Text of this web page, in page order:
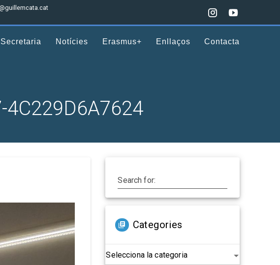
Secretaria Notícies Erasmus+ Enllaços Contacta
4C229D6A7624
Search for:
Categories